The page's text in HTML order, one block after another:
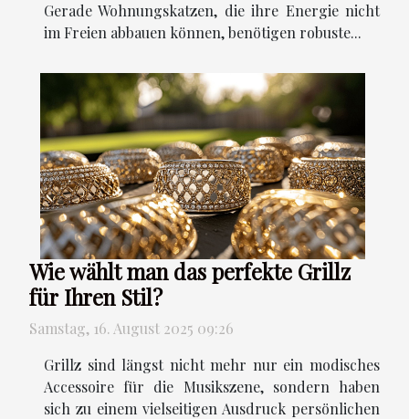
Gerade Wohnungskatzen, die ihre Energie nicht
im Freien abbauen können, benötigen robuste...
Wie wählt man das perfekte Grillz
für Ihren Stil?
Samstag, 16. August 2025 09:26
Grillz sind längst nicht mehr nur ein modisches
Accessoire für die Musikszene, sondern haben
sich zu einem vielseitigen Ausdruck persönlichen